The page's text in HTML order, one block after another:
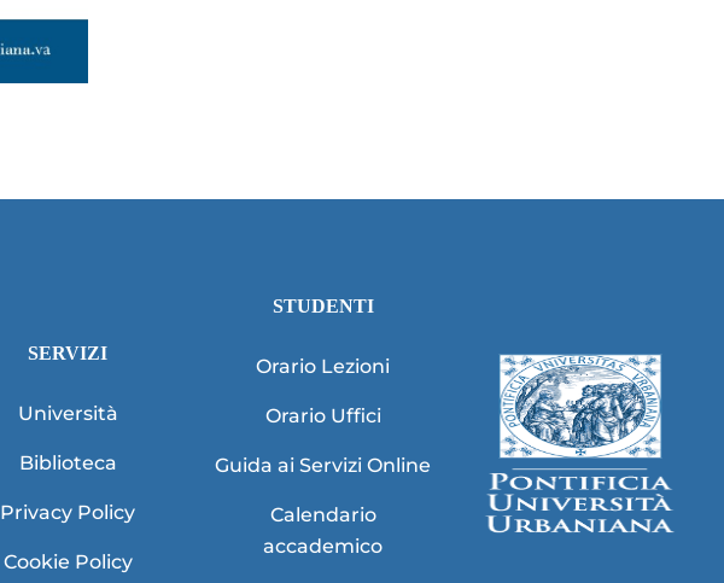
SERVIZI
Università
Biblioteca
Privacy Policy
Cookie Policy
STUDENTI
Orario Lezioni
Orario Uffici
Guida ai Servizi Online
Calendario
accademico